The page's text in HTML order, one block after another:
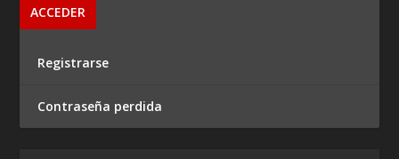
Registrarse
Contraseña perdida